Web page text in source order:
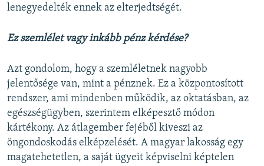
lenegyedelték ennek az elterjedtségét.
Ez szemlélet vagy inkább pénz kérdése?
Azt gondolom, hogy a szemléletnek nagyobb
jelentősége van, mint a pénznek. Ez a központosított
rendszer, ami mindenben működik, az oktatásban, az
egészségügyben, szerintem elképesztő módon
kártékony. Az átlagember fejéből kiveszi az
öngondoskodás elképzelését. A magyar lakosság egy
magatehetetlen, a saját ügyeit képviselni képtelen